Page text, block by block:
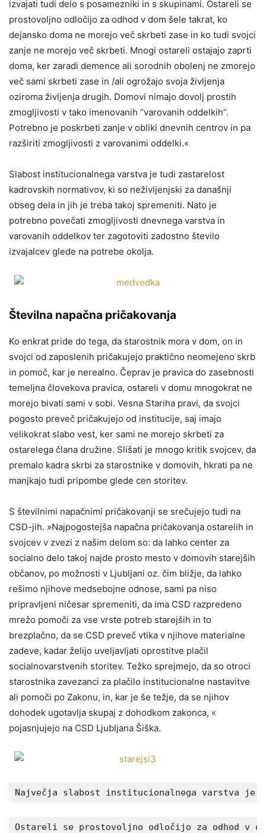
izvajati tudi delo s posamezniki in s skupinami. Ostareli se
prostovoljno odločijo za odhod v dom šele takrat, ko
dejansko doma ne morejo več skrbeti zase in ko tudi svojci
zanje ne morejo več skrbeti. Mnogi ostareli ostajajo zaprti
doma, ker zaradi demence ali sorodnih obolenj ne zmorejo
več sami skrbeti zase in /ali ogrožajo svoja življenja
oziroma življenja drugih. Domovi nimajo dovolj prostih
zmogljivosti v tako imenovanih “varovanih oddelkih”.
Potrebno je poskrbeti zanje v obliki dnevnih centrov in pa
razširiti zmogljivosti z varovanimi oddelki.«
Slabost institucionalnega varstva je tudi zastarelost
kadrovskih normativov, ki so neživljenjski za današnji
obseg dela in jih je treba takoj spremeniti. Nato je
potrebno povečati zmogljivosti dnevnega varstva in
varovanih oddelkov ter zagotoviti zadostno število
izvajalcev glede na potrebe okolja.
Številna napačna pričakovanja
Ko enkrat pride do tega, da starostnik mora v dom, on in
svojci od zaposlenih pričakujejo praktično neomejeno skrb
in pomoč, kar je nerealno. Čeprav je pravica do zasebnosti
temeljna človekova pravica, ostareli v domu mnogokrat ne
morejo bivati sami v sobi. Vesna Stariha pravi, da svojci
pogosto preveč pričakujejo od institucije, saj imajo
velikokrat slabo vest, ker sami ne morejo skrbeti za
ostarelega člana družine. Slišati je mnogo kritik svojcev, da
premalo kadra skrbi za starostnike v domovih, hkrati pa ne
manjkajo tudi pripombe glede cen storitev.
S številnimi napačnimi pričakovanji se srečujejo tudi na
CSD-jih. »Najpogostejša napačna pričakovanja ostarelih in
svojcev v zvezi z našim delom so: da lahko center za
socialno delo takoj najde prosto mesto v domovih starejših
občanov, po možnosti v Ljubljani oz. čim bližje, da lahko
rešimo njihove medsebojne odnose, sami pa niso
pripravljeni ničesar spremeniti, da ima CSD razpredeno
mrežo pomoči za vse vrste potreb starejših in to
brezplačno, da se CSD preveč vtika v njihove materialne
zadeve, kadar želijo uveljavljati oprostitve plačil
socialnovarstvenih storitev. Težko sprejmejo, da so otroci
starostnika zavezanci za plačilo institucionalne nastavitve
ali pomoči po Zakonu, in, kar je še težje, da se njihov
dohodek ugotavlja skupaj z dohodkom zakonca, «
pojasnjujejo na CSD Ljubljana Šiška.
Največja slabost institucionalnega varstva
Ostareli se prostovoljno odločijo za odhod v